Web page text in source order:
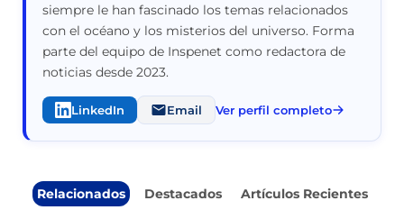
siempre le han fascinado los temas relacionados
con el océano y los misterios del universo. Forma
parte del equipo de Inspenet como redactora de
noticias desde 2023.
LinkedIn Email Ver perfil completo
Relacionados Destacados Artículos Recientes